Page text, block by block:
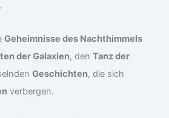
Geheimnisse des Nachthimmels
der Galaxien, denTanz der
Geschichten, die sich
verbergen.